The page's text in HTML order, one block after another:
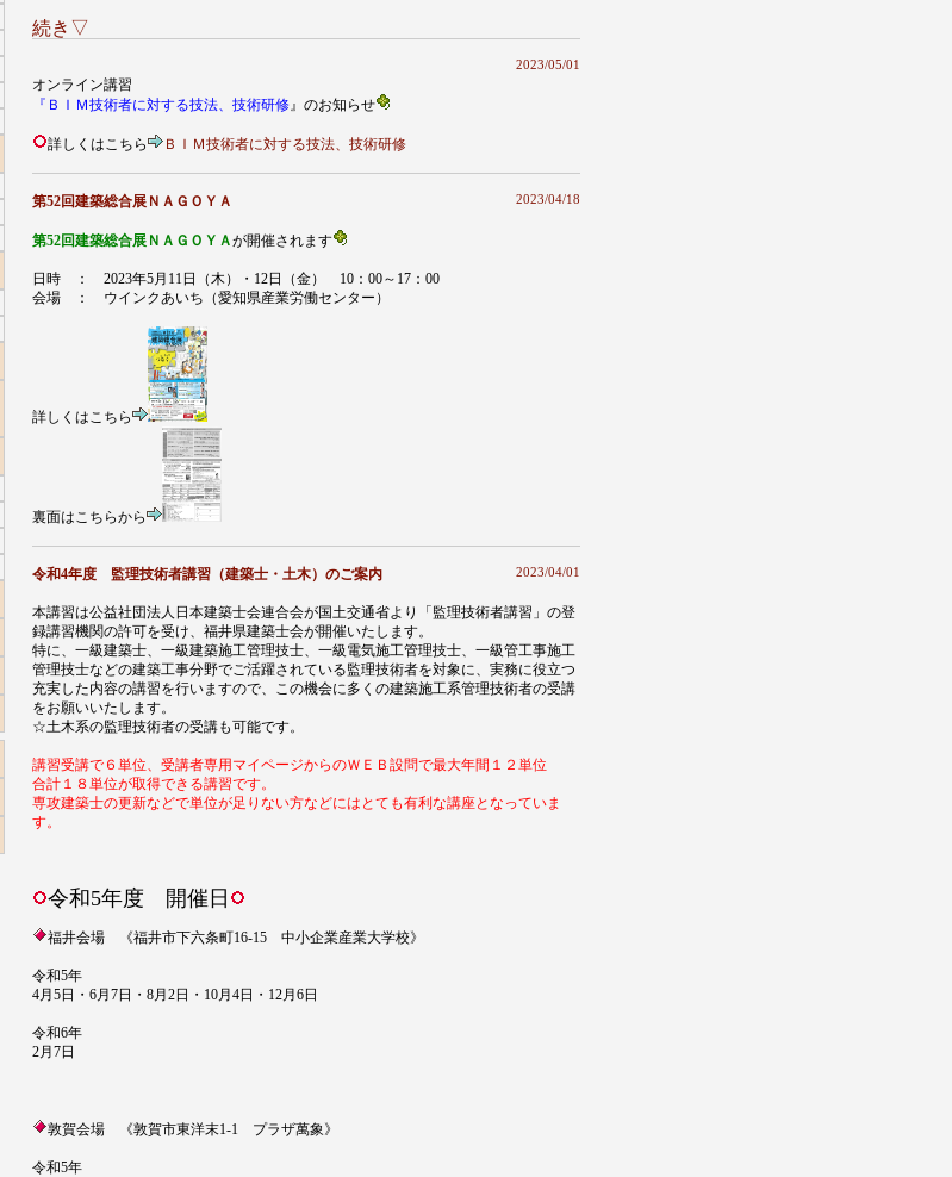
続き▽
2023/05/01
オンライン講習
『ＢＩＭ技術者に対する技法、技術研修』のお知らせ
詳しくはこちら ＢＩＭ技術者に対する技法、技術研修
2023/04/18
第52回建築総合展ＮＡＧＯＹＡ
第52回建築総合展ＮＡＧＯＹＡが開催されます
日時 ： 2023年5月11日（木）・12日（金） 10：00～17：00
会場 ： ウインクあいち（愛知県産業労働センター）
詳しくはこちら
裏面はこちらから
2023/04/01
令和4年度 監理技術者講習（建築士・土木）のご案内
本講習は公益社団法人日本建築士会連合会が国土交通省より「監理技術者講習」の登
録講習機関の許可を受け、福井県建築士会が開催いたします。
特に、一級建築士、一級建築施工管理技士、一級電気施工管理技士、一級管工事施工
管理技士などの建築工事分野でご活躍されている監理技術者を対象に、実務に役立つ
充実した内容の講習を行いますので、この機会に多くの建築施工系管理技術者の受講
をお願いいたします。
☆土木系の監理技術者の受講も可能です。
講習受講で６単位、受講者専用マイページからのＷＥＢ設問で最大年間１２単位
合計１８単位が取得できる講習です。
専攻建築士の更新などで単位が足りない方などにはとても有利な講座となっていま
す。
令和5年度 開催日
福井会場 《福井市下六条町16-15 中小企業産業大学校》
令和5年
4月5日・6月7日・8月2日・10月4日・12月6日
令和6年
2月7日
敦賀会場 《敦賀市東洋末1-1 プラザ萬象》
令和5年